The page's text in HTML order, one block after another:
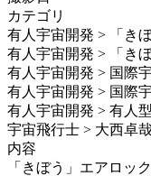
カテゴリ
有人宇宙開発 > 「き
有人宇宙開発 > 「き
有人宇宙開発 > 国際
有人宇宙開発 > 国際
有人宇宙開発 > 有人
宇宙飛行士 > 大西卓
内容
「きぼう」エアロッ